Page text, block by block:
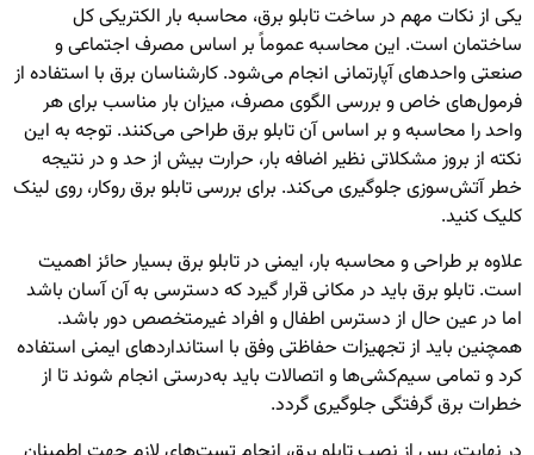
یکی از نکات مهم در ساخت تابلو برق، محاسبه بار الکتریکی کل
ساختمان است. این محاسبه عموماً بر اساس مصرف اجتماعی و
صنعتی واحدهای آپارتمانی انجام می‌شود. کارشناسان برق با استفاده از
فرمول‌های خاص و بررسی الگوی مصرف، میزان بار مناسب برای هر
واحد را محاسبه و بر اساس آن تابلو برق طراحی می‌کنند. توجه به این
نکته از بروز مشکلاتی نظیر اضافه بار، حرارت بیش از حد و در نتیجه
خطر آتش‌سوزی جلوگیری می‌کند. برای بررسیتابلو برق روکار، روی لینک
کلیک کنید.
علاوه بر طراحی و محاسبه بار، ایمنی در تابلو برق بسیار حائز اهمیت
است. تابلو برق باید در مکانی قرار گیرد که دسترسی به آن آسان باشد
اما در عین حال از دسترس اطفال و افراد غیرمتخصص دور باشد.
همچنین باید از تجهیزات حفاظتی وفق با استانداردهای ایمنی استفاده
کرد و تمامی سیم‌کشی‌ها و اتصالات باید به‌درستی انجام شوند تا از
خطرات برق گرفتگی جلوگیری گردد.